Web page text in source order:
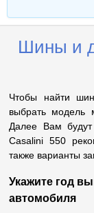
Шины и
Чтобы найти
выбрать модель
Далее Вам
Casalini 550
также варианты
Укажите год
автомобиля